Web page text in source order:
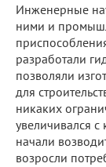
Инженерные
ними и
разработали
позволяли
для
никаких
увеличивался
начали
возросли